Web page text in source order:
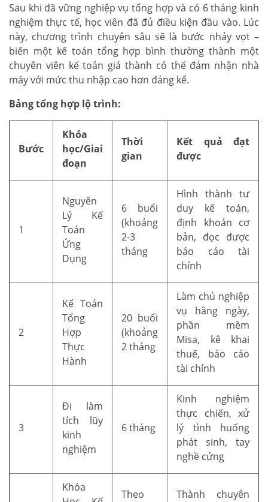
Sau khi đã vững nghiệp vụ tổng hợp và có 6 tháng kinh
nghiệm thực tế, học viên đã đủ điều kiện đầu vào. Lúc
này, chương trình chuyên sâu sẽ là bước nhảy vọt –
biến một kế toán tổng hợp bình thường thành một
chuyên viên kế toán giá thành có thể đảm nhận nhà
máy với mức thu nhập cao hơn đáng kể.
Bảng tổng hợp lộ trình:
Bước
Khóa
học/Giai
đoạn
Thời
gian
Kết quả đạt
được
1
Nguyên
Lý Kế
Toán
Ứng
Dụng
6 buổi
(khoảng
2-3
tháng
Hình thành tư
duy kế toán,
định khoản cơ
bản, đọc được
báo cáo tài
chính
2
Kế Toán
Tổng
Hợp
Thực
Hành
20 buổi
(khoảng
2 tháng
Làm chủ nghiệp
vụ hằng ngày,
phần mềm
Misa, kê khai
thuế, báo cáo
tài chính
3
Đi làm
tích lũy
kinh
nghiệm
6 tháng
Kinh nghiệm
thực chiến, xử
lý tình huống
phát sinh, tay
nghề cứng
Khóa
Theo
Thành chuyên